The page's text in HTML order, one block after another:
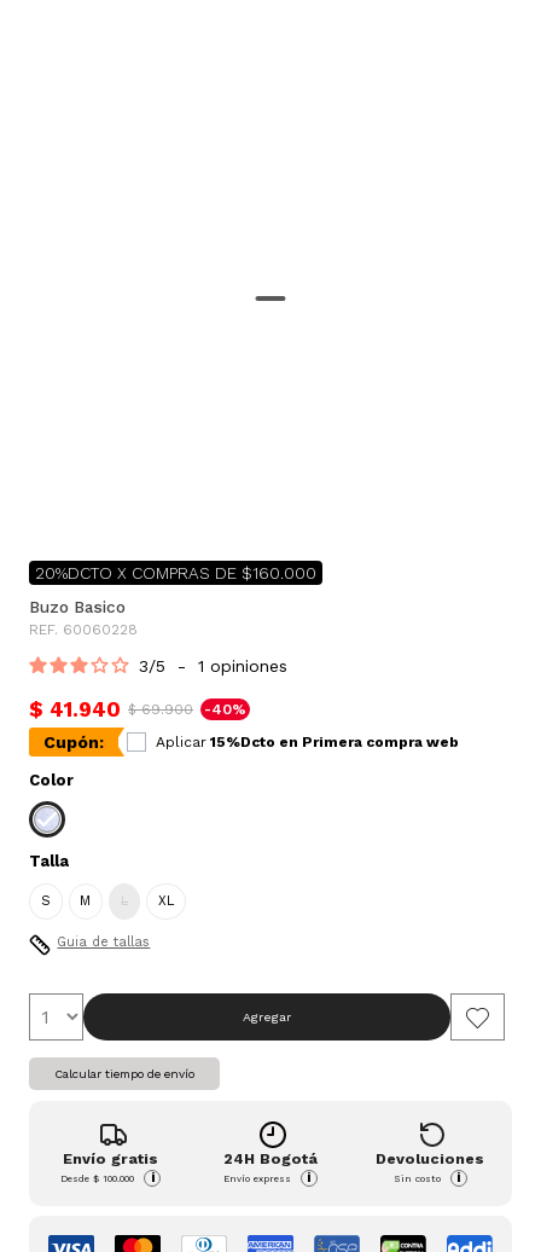
20%DCTO X COMPRAS DE $160.000
Buzo Basico
REF. 60060228
3/5 - 1 opiniones
$ 41.940 $ 69.900 -40%
Cupón: Aplicar 15%Dcto en Primera compra web
Color
Talla
S M L XL
Guia de tallas
Agregar
Calcular tiempo de envío
Envío gratis
Desde$ 100.000 i
24H Bogotá
Envío express i
Devoluciones
Sin costo i